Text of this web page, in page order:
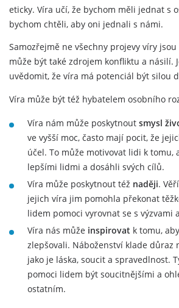
eticky. Víra učí, že bychom měli jednat s
bychom chtěli, aby oni jednali s námi.
Samozřejmě ne všechny projevy víry
může být také zdrojem konfliktu a násilí.
uvědomit, že víra má potenciál být silou
Víra může být též hybatelem osobního
Víra nám může poskytnout smysl
ve vyšší moc, často mají pocit, že
účel. To může motivovat lidi k tomu,
lepšími lidmi a dosáhli svých cílů.
Víra může poskytnout též naději.
jejich víra jim pomohla překonat
lidem pomoci vyrovnat se s výzvami
Víra nás může inspirovat k tomu,
zlepšovali. Náboženství klade důraz
jako je láska, soucit a spravedlnost.
pomoci lidem být soucitnějšími a
ostatním.